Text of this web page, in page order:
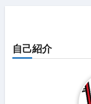
自己紹介